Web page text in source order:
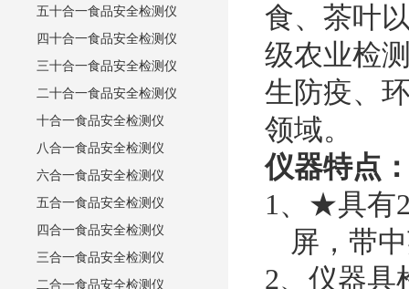
五十合一食品安全检测仪
四十合一食品安全检测仪
三十合一食品安全检测仪
二十合一食品安全检测仪
十合一食品安全检测仪
八合一食品安全检测仪
六合一食品安全检测仪
五合一食品安全检测仪
四合一食品安全检测仪
三合一食品安全检测仪
二合一食品安全检测仪
食、茶叶
级农业检
生防疫、
领域。
仪器特点
1、★具有
屏，带
2、仪器具